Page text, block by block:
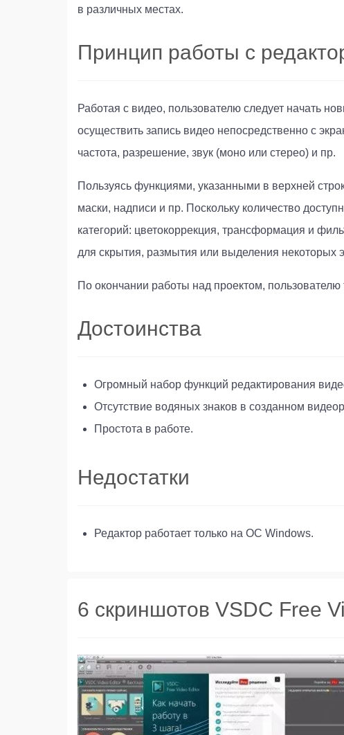
в различных местах.
Принцип работы с
Работая с видео, пользователю следует начать
осуществить запись видео непосредственно с
частота, разрешение, звук (моно или стерео) и пр.
Пользуясь функциями, указанными в верхней
маски, надписи и пр. Поскольку количество
категорий: цветокоррекция, трансформация и
для скрытия, размытия или выделения некоторых
По окончании работы над проектом,
Достоинства
Огромный набор функций редактирования
Отсутствие водяных знаков в созданном
Простота в работе.
Недостатки
Редактор работает только на ОС Windows.
6 скриншотов VSDC Free